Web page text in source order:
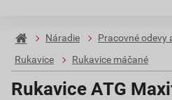
Náradie
Pracovné odevy
Rukavice
Rukavice máčané
Rukavice ATG